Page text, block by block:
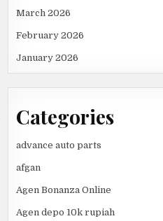
March 2026
February 2026
January 2026
Categories
advance auto parts
afgan
Agen Bonanza Online
Agen depo 10k rupiah